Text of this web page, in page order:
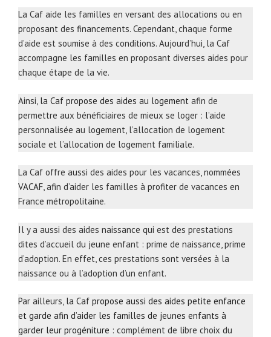
La Caf aide les familles en versant des allocations ou en
proposant des financements. Cependant, chaque forme
d’aide est soumise à des conditions. Aujourd’hui, la Caf
accompagne les familles en proposant diverses aides pour
chaque étape de la vie.
Ainsi, la Caf propose des aides au logement afin de
permettre aux bénéficiaires de mieux se loger : l’aide
personnalisée au logement, l’allocation de logement
sociale et l’allocation de logement familiale.
La Caf offre aussi des aides pour les vacances, nommées
VACAF, afin d’aider les familles à profiter de vacances en
France métropolitaine.
Il y a aussi des aides naissance qui est des prestations
dites d’accueil du jeune enfant : prime de naissance, prime
d’adoption. En effet, ces prestations sont versées à la
naissance ou à l’adoption d’un enfant.
Par ailleurs, la Caf propose aussi des aides petite enfance
et garde afin d’aider les familles de jeunes enfants à
garder leur progéniture : complément de libre choix du